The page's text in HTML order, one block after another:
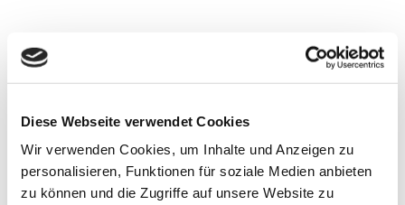
Diese Webseite verwendet Cookies
Wir verwenden Cookies, um Inhalte und Anzeigen zu
personalisieren, Funktionen für soziale Medien anbieten
zu können und die Zugriffe auf unsere Website zu